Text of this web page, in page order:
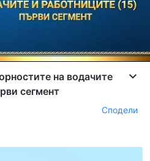
на водачите
сегмент
Сподели